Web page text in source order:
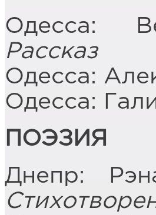
Одесса:
Рассказ
Одесса:
Одесса:
ПОЭЗИЯ
Днепр: